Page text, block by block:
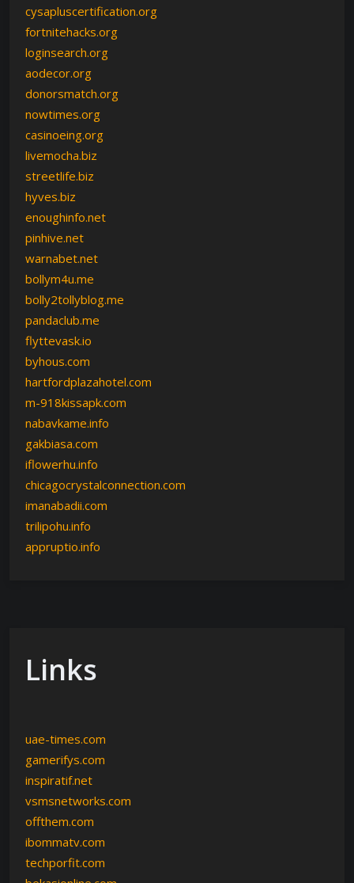
cysapluscertification.org
fortnitehacks.org
loginsearch.org
aodecor.org
donorsmatch.org
nowtimes.org
casinoeing.org
livemocha.biz
streetlife.biz
hyves.biz
enoughinfo.net
pinhive.net
warnabet.net
bollym4u.me
bolly2tollyblog.me
pandaclub.me
flyttevask.io
byhous.com
hartfordplazahotel.com
m-918kissapk.com
nabavkame.info
gakbiasa.com
iflowerhu.info
chicagocrystalconnection.com
imanabadii.com
trilipohu.info
appruptio.info
Links
uae-times.com
gamerifys.com
inspiratif.net
vsmsnetworks.com
offthem.com
ibommatv.com
techporfit.com